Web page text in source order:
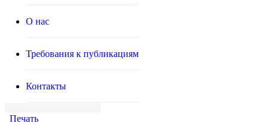
О нас
Требования к публикациям
Контакты
Печать